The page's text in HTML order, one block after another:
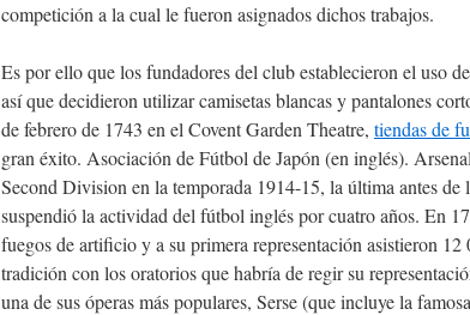
competición a la cual le fueron asignados dichos trabajos.
Es por ello que los fundadores del club establecieron el uso
así que decidieron utilizar camisetas blancas y pantalones
de febrero de 1743 en el Covent Garden Theatre, tiendas de
gran éxito. Asociación de Fútbol de Japón (en inglés).
Second Division en la temporada 1914-15, la última antes
suspendió la actividad del fútbol inglés por cuatro años. En
fuegos de artificio y a su primera representación asistieron
tradición con los oratorios que habría de regir su
una de sus óperas más populares, Serse (que incluye la